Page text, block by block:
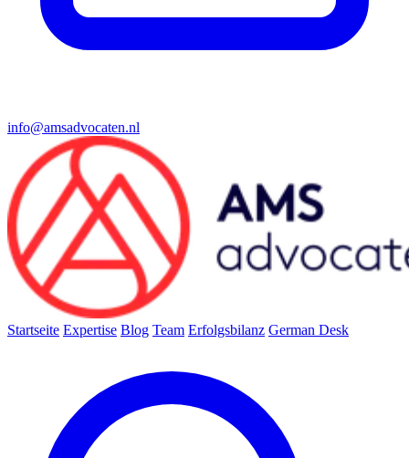
info@amsadvocaten.nl
Startseite Expertise Blog Team Erfolgsbilanz German Desk